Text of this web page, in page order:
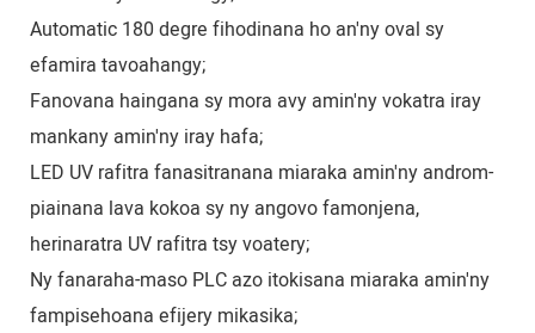
Automatic 180 degre fihodinana ho an'ny oval sy
efamira tavoahangy;
Fanovana haingana sy mora avy amin'ny vokatra iray
mankany amin'ny iray hafa;
LED UV rafitra fanasitranana miaraka amin'ny androm-
piainana lava kokoa sy ny angovo famonjena,
herinaratra UV rafitra tsy voatery;
Ny fanaraha-maso PLC azo itokisana miaraka amin'ny
fampisehoana efijery mikasika;